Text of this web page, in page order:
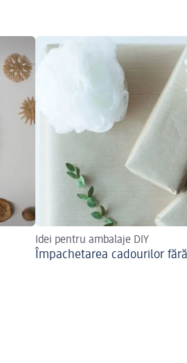
Idei pentru ambalaje DIY
Împachetarea cadourilor